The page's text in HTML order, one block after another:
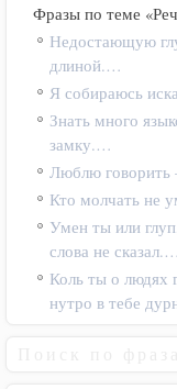
Фразы по теме
Недостающую
длиной.…
Я собираюсь
Знать много
замку.…
Люблю
Кто молчать не
Умен ты или
слова не сказал.…
Коль ты о людях
нутро в тебе